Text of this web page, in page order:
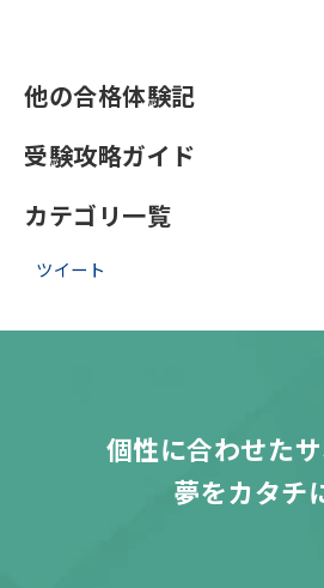
他の合格体験記
受験攻略ガイド
カテゴリ一覧
ツイート
個性に合わせた
夢をカタチ